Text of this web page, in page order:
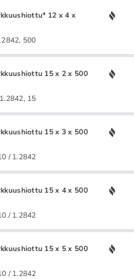
12 x 4 x
500
15 x 2 x 500
15
15 x 3 x 500
/ 1.2842
15 x 4 x 500
/ 1.2842
15 x 5 x 500
/ 1.2842